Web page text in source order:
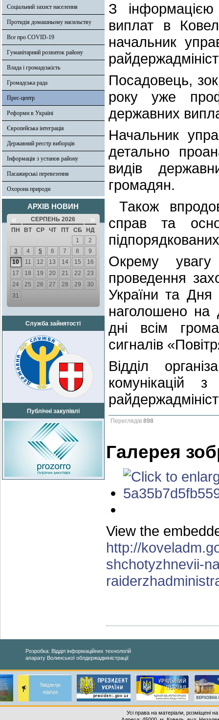
Соціальний захист населення
Протидія домашньому насильству
Все про COVID-19
Гуманітарний розвиток району
Влада і громадськість
Громадська рада
Прес-центр
Реформи в Україні
Європейська інтеграція
Державний реєстр виборців
Інформація з установ району
Пасажирські перевезення
Охорона природи
АРХІВ НОВИН
« СЕРПЕНЬ 2026 »
ПН ВТ СР ЧТ ПТ СБ
НД
1
2
3
4 5 6 7 8
9
10
11 12 13 14 15
16
17
18 19 20 21 22
23
24
25 26 27 28 29
30
31
Служба зайнятості
Публічні закупівлі
З
виплат в
начальник
Посадовець,
року уже
державних
Начальник
детально
видів
громадян.
Також
справ та
Окрему увагу
проведення
України та Дня
наголошено на
дні всім
сигналів
Відділ
комунікацій
Переглядів 898
Галерея
View the
http://
shchotyzhnevii-
Розробка: Відділ інформаційних технологій
апарату Волинської облдержадміністрації
Усі права на матеріали, розміщені